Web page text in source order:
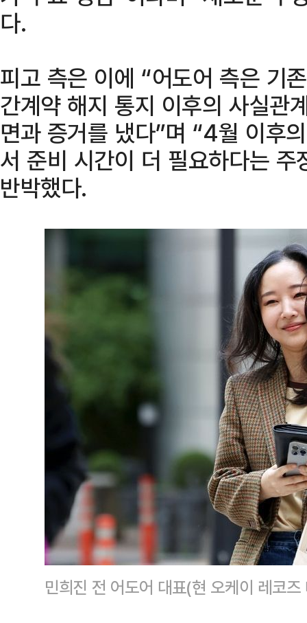
다.
피고 측은 이에 “어도어 측은 기
간계약 해지 통지 이후의 사실관
면과 증거를 냈다”며 “4월 이후
서 준비 시간이 더 필요하다는
반박했다.
민희진 전 어도어 대표(현 오케이 레코